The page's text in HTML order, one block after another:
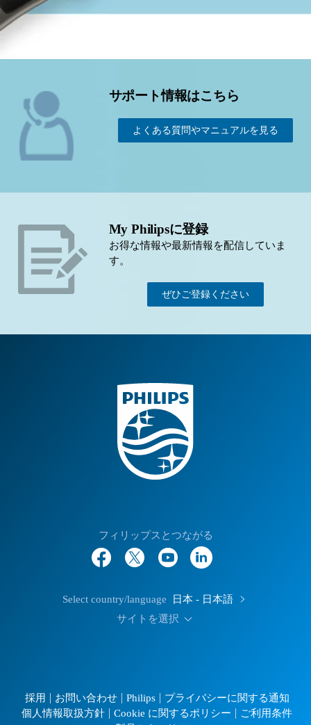
サポート情報はこちら
よくある質問やマニュアルを見る
My Philipsに登録
お得な情報や最新情報を配信していま
す。
ぜひご登録ください
フィリップスとつながる
Select country/language
日本 - 日本語
サイトを選択
採用 お問い合わせ Philips
プライバシーに関する通知
個人情報取扱方針
Cookie に関するポリシー
ご利用条件